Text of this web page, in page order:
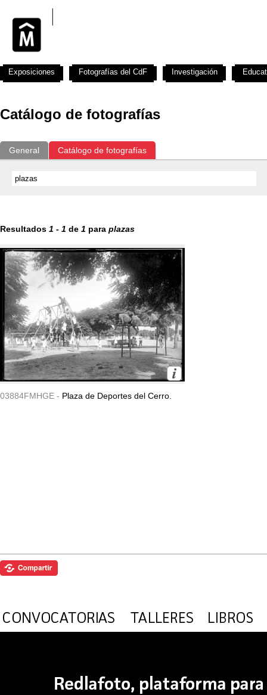
Catálogo de fotografías
General Catálogo de fotografías
Resultados 1 - 1 de 1 para plazas
03884FMHGE - Plaza de Deportes del Cerro.
Exposiciones Fotografías del CdF Investigación